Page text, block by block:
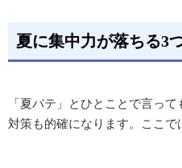
夏に集中力が落ちる3
「夏バテ」とひとことで言っ
対策も的確になります。ここ